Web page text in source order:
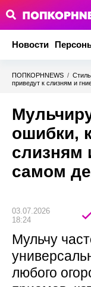
Новости
ПОПКОРНNEWS /
приведут к слизням и
ошибки,
слизням
самом
03.07.2026
18:24
Мульчу
любого